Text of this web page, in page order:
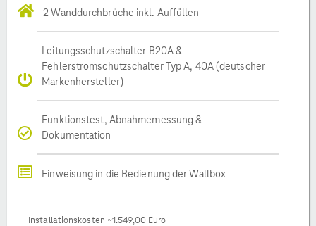
2 Wanddurchbrüche inkl. Auffüllen
Leitungsschutzschalter B20A &
Fehlerstromschutzschalter Typ A, 40A (deutscher
Markenhersteller)
Funktionstest, Abnahmemessung &
Dokumentation
Einweisung in die Bedienung der Wallbox
Installationskosten ~1.549,00 Euro